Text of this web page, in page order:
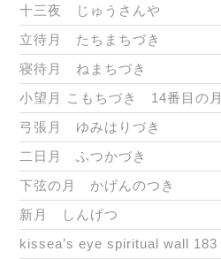
十三夜 じゅうさんや
立待月 たちまちづき
寝待月 ねまちづき
小望月 こもちづき 14番目の月
弓張月 ゆみはりづき
二日月 ふつかづき
下弦の月 かげんのつき
新月 しんげつ
kissea’s eye spiritual wall 183